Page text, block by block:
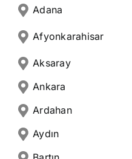
Adana
Afyonkarahisar
Aksaray
Ankara
Ardahan
Aydın